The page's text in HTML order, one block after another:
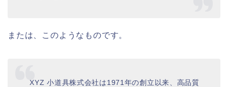
または、このようなものです。
XYZ 小道具株式会社は1971年の創立以来、高品質